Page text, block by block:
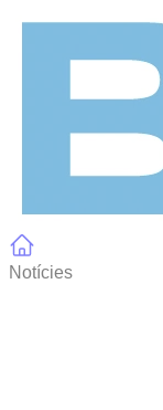
Notícies